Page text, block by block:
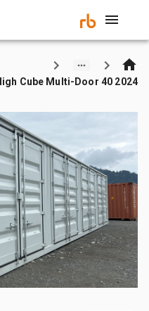
2024 40 ft High Cube Multi-Door حاويات تخزين